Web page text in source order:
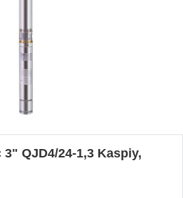
QJD4/24-1,3 Kaspiy,